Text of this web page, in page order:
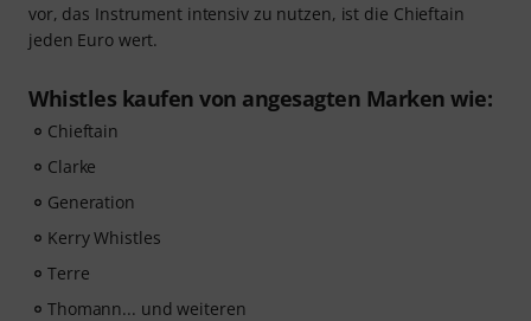
vor, das Instrument intensiv zu nutzen, ist die Chieftain
jeden Euro wert.
Whistles kaufen von angesagten Marken wie:
Chieftain
Clarke
Generation
Kerry Whistles
Terre
Thomann... und weiteren